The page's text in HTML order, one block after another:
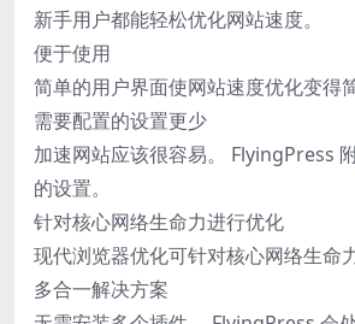
新手用户都能轻松优化网站速度。
便于使用
简单的用户界面使网站速度优化变得简
需要配置的设置更少
加速网站应该很容易。 FlyingPress
的设置。
针对核心网络生命力进行优化
现代浏览器优化可针对核心网络生命
多合一解决方案